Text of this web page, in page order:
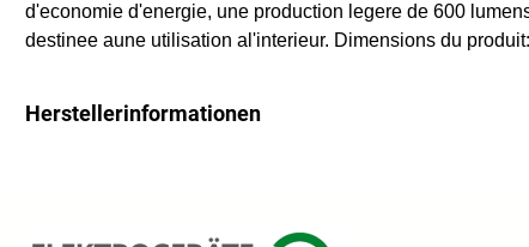
d'economie d'energie, une production legere de 600
destinee aune utilisation al'interieur. Dimensions du
Herstellerinformationen